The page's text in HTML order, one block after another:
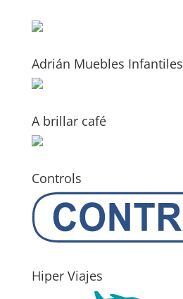
Adrián Muebles Infantiles
A brillar café
Controls
Hiper Viajes